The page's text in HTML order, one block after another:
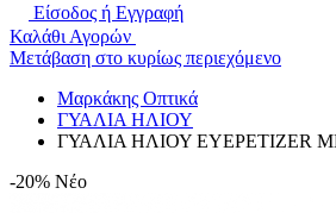
Είσοδος ή Εγγραφή
Καλάθι Αγορών
Μετάβαση στο κυρίως περιεχόμενο
Μαρκάκης Οπτικά
ΓΥΑΛΙΑ ΗΛΙΟΥ
ΓΥΑΛΙΑ ΗΛΙΟΥ EYEPETIZER
-20% Νέο